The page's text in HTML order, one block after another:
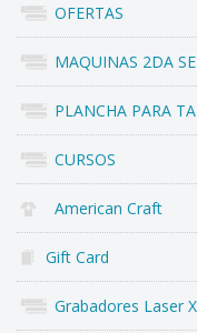
OFERTAS
MAQUINAS 2DA
PLANCHA PARA
CURSOS
American Craft
Gift Card
Grabadores Laser